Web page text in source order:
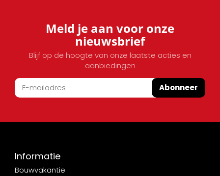
Meld je aan voor onze
nieuwsbrief
Blijf op de hoogte van onze laatste acties en
aanbiedingen
Abonneer
Informatie
Bouwvakantie